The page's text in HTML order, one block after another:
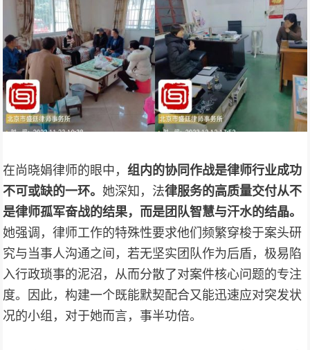
在尚晓娟律师的眼中，组内的协同作战是律师行业成功
不可或缺的一环。 她深知，法律服务的高质量交付从不
是律师孤军奋战的结果，而是团队智慧与汗水的结晶。
她强调，律师工作的特殊性要求他们频繁穿梭于案头研
究与当事人沟通之间，若无坚实团队作为后盾，极易陷
入行政琐事的泥沼，从而分散了对案件核心问题的专注
度。因此，构建一个既能默契配合又能迅速应对突发状
况的小组，对于她而言，事半功倍。